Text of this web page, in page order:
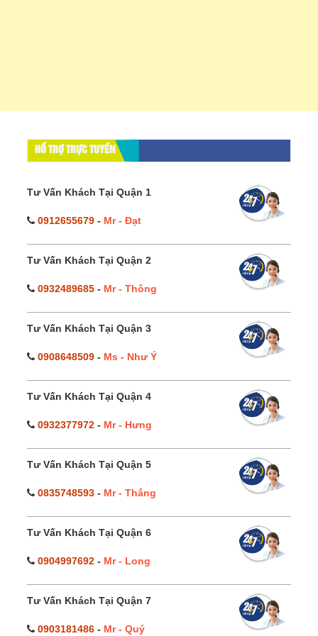
HỔ TRỢ TRỰC TUYẾN
Tư Vấn Khách Tại Quận 1
0912655679 - Mr - Đạt
Tư Vấn Khách Tại Quận 2
0932489685 - Mr - Thông
Tư Vấn Khách Tại Quận 3
0908648509 - Ms - Như Ý
Tư Vấn Khách Tại Quận 4
0932377972 - Mr - Hưng
Tư Vấn Khách Tại Quận 5
0835748593 - Mr - Thắng
Tư Vấn Khách Tại Quận 6
0904997692 - Mr - Long
Tư Vấn Khách Tại Quận 7
0903181486 - Mr - Quý